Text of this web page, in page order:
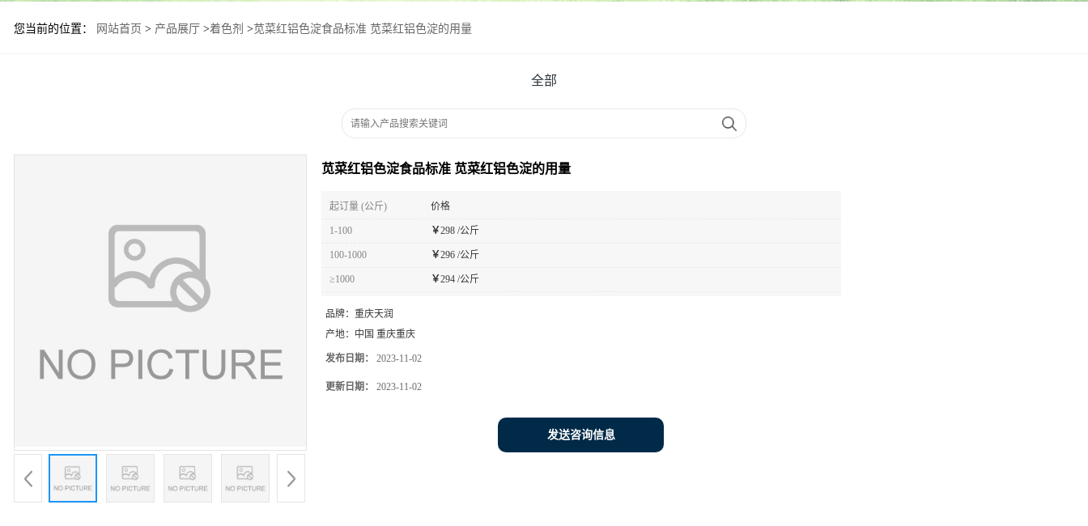
您当前的位置： 网站首页 > 产品展厅 >着色剂 >苋菜红铝色淀食品标准 苋菜红铝色淀的用量
全部
苋菜红铝色淀食品标准 苋菜红铝色淀的用量
起订量 (公斤) 价格
1-100 ￥298 /公斤
100-1000 ￥296 /公斤
≥1000 ￥294 /公斤
品牌： 重庆天润
产地： 中国 重庆重庆
发布日期： 2023-11-02
更新日期： 2023-11-02
发送咨询信息